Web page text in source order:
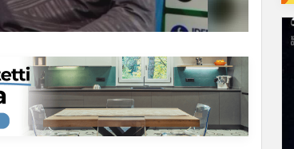
y
i
d